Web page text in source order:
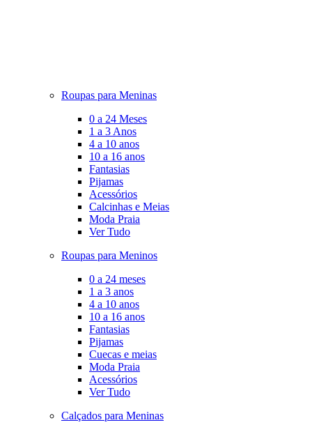
Roupas para Meninas
0 a 24 Meses
1 a 3 Anos
4 a 10 anos
10 a 16 anos
Fantasias
Pijamas
Acessórios
Calcinhas e Meias
Moda Praia
Ver Tudo
Roupas para Meninos
0 a 24 meses
1 a 3 anos
4 a 10 anos
10 a 16 anos
Fantasias
Pijamas
Cuecas e meias
Moda Praia
Acessórios
Ver Tudo
Calçados para Meninas